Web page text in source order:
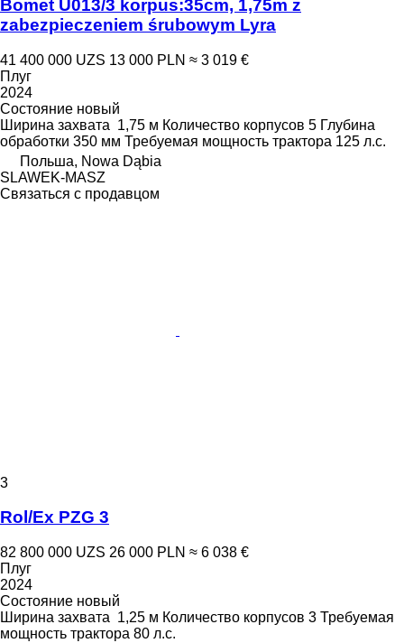
Bomet U013/3 korpus:35cm, 1,75m z
zabezpieczeniem śrubowym Lyra
41 400 000 UZS 13 000 PLN ≈ 3 019 €
Плуг
2024
Состояние новый
Ширина захвата 1,75 м Количество корпусов 5 Глубина
обработки 350 мм Требуемая мощность трактора 125 л.с.
Польша, Nowa Dąbia
SLAWEK-MASZ
Связаться с продавцом
3
Rol/Ex PZG 3
82 800 000 UZS 26 000 PLN ≈ 6 038 €
Плуг
2024
Состояние новый
Ширина захвата 1,25 м Количество корпусов 3 Требуемая
мощность трактора 80 л.с.